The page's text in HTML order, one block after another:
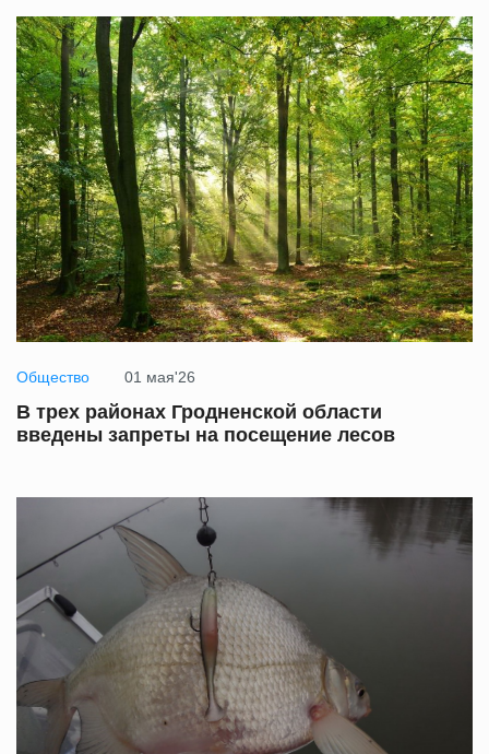
Общество 01 мая'26
В трех районах Гродненской области
введены запреты на посещение лесов